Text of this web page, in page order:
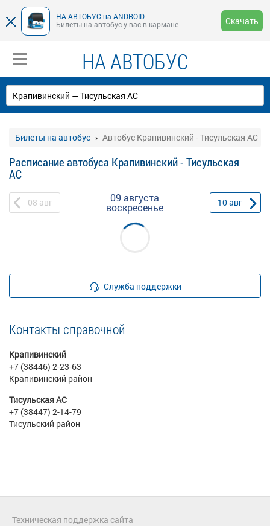
НА-АВТОБУС на ANDROID
Билеты на автобус у вас в кармане
Скачать
НА АВТОБУС
Билеты на автобус Автобус Крапивинский - Тисульская АС
Расписание автобуса Крапивинский - Тисульская
АС
08 авг 09 августа
воскресенье 10авг
Служба поддержки
Контакты справочной
Крапивинский
+7 (38446) 2-23-63
Крапивинский район
Тисульская АС
+7 (38447) 2-14-79
Тисульский район
Техническая поддержка сайта